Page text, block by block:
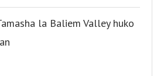
la Baliem Valley huko